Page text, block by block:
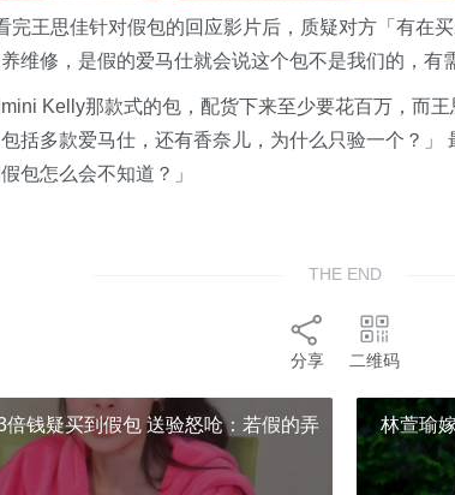
完王思佳针对假包的回应影片后，质疑对方「有在
维修，是假的爱马仕就会说这个包不是我们的，有
Kelly那款式的包，配货下来至少要花百万，而
括多款爱马仕，还有香奈儿，为什么只验一个？
包怎么会不知道？」
THE END
分享 二维码
倍钱疑买到假包 送验怒呛：若假的弄
林萱瑜